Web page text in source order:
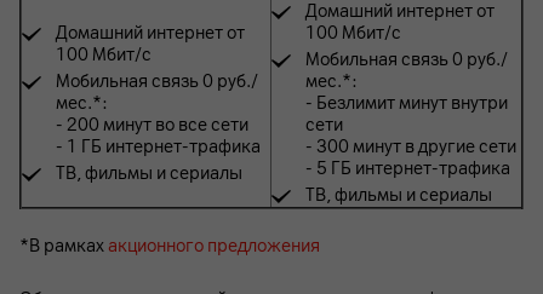
Домашний интернет от
100 Мбит/с
Мобильная связь 0 руб./
мес.*:
- 200 минут во все сети
- 1 ГБ интернет-трафика
ТВ, фильмы и сериалы
Домашний интернет от
100 Мбит/с
Мобильная связь 0 руб./
мес.*:
- Безлимит минут внутри
сети
- 300 минут в другие сети
- 5 ГБ интернет-трафика
ТВ, фильмы и сериалы
*В рамках акционного предложения